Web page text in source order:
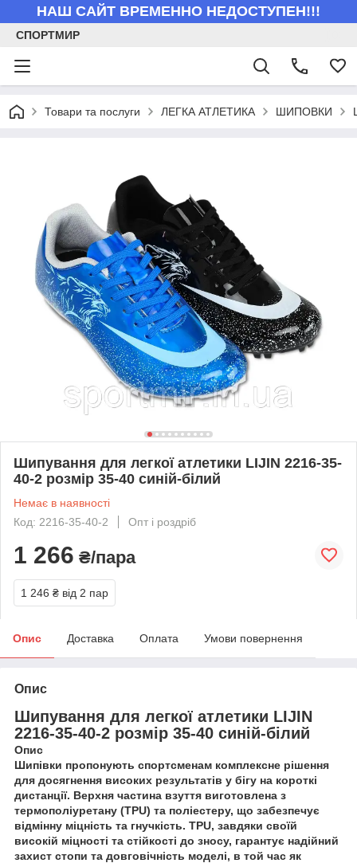
НАШ САЙТ ВРЕМЕННО НЕДОСТУПЕН!!!
СПОРТМИР
Товари та послуги ЛЕГКА АТЛЕТИКА ШИПОВКИ
Шипування для легкої атлетики LIJIN 2216-35-
40-2 розмір 35-40 синій-білий
Немає в наявності
Код: 2216-35-40-2
Опт і роздріб
1 266 ₴/пара
1 246 ₴ від 2 пар
Опис Доставка Оплата Умови повернення
Опис
Шипування для легкої атлетики LIJIN
2216-35-40-2 розмір 35-40 синій-білий
Опис
Шипівки пропонують спортсменам комплексне рішення
для досягнення високих результатів у бігу на короткі
дистанції. Верхня частина взуття виготовлена ​​з
термополіуретану (TPU) та поліестеру, що забезпечує
відмінну міцність та гнучкість. TPU, завдяки своїй
високій міцності та стійкості до зносу, гарантує надійний
захист стопи та довговічність моделі, в той час як